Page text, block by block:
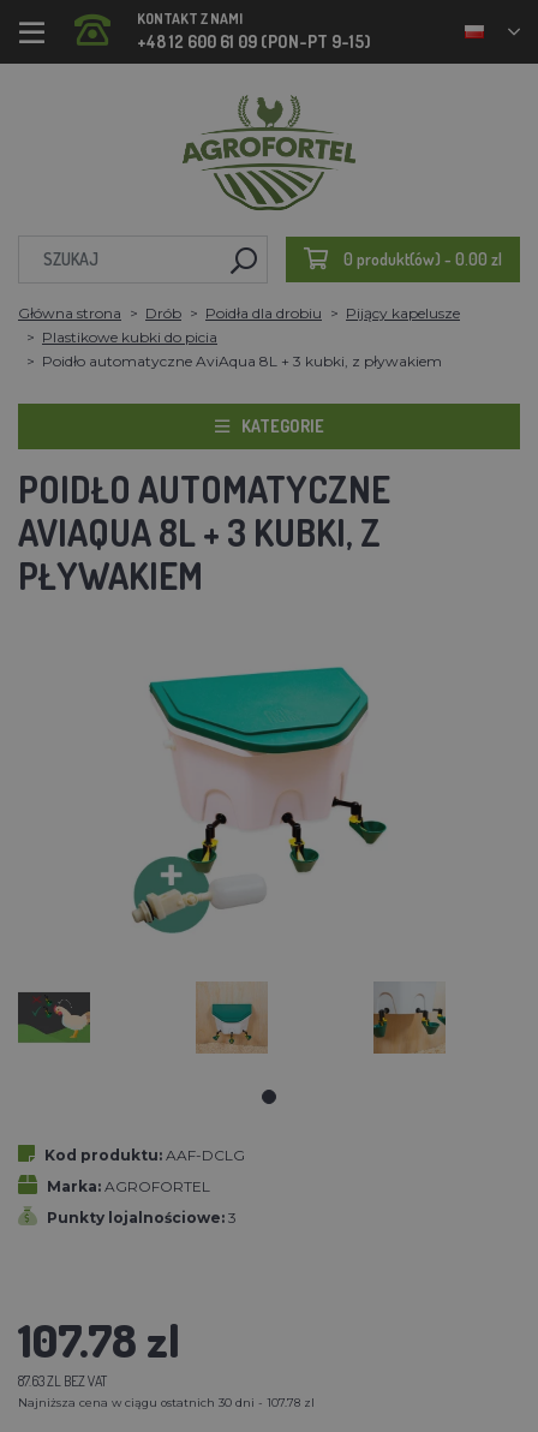
KONTAKT Z NAMI
+48 12 600 61 09 (PON-PT 9-15)
0 produkt(ów) - 0.00 zl
Główna strona Drób Poidła dla drobiu
Pijący kapelusze
Plastikowe kubki do picia
Poidło automatyczne AviAqua 8L + 3 kubki, z pływakiem
KATEGORIE
POIDŁO AUTOMATYCZNE
AVIAQUA 8L + 3 KUBKI, Z
PŁYWAKIEM
Kod produktu: AAF-DCLG
Marka: AGROFORTEL
Punkty lojalnościowe: 3
107.78 zl
87.63 ZL BEZ VAT
Najniższa cena w ciągu ostatnich 30 dni - 107.78 zl